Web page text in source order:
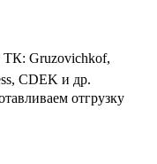
Gruzovichkof,
CDEK и др.
отгрузку